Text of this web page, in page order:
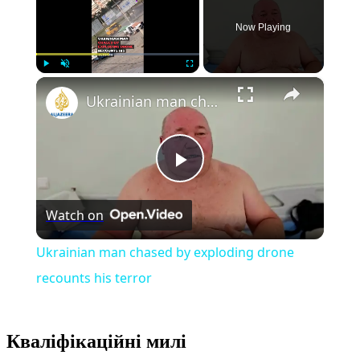
Now Playing
×
Play
Video
Ukrainian man chased by exploding drone recounts his terror
Watch on
Ukrainian man chased by exploding drone
recounts his terror
Кваліфікаційні милі